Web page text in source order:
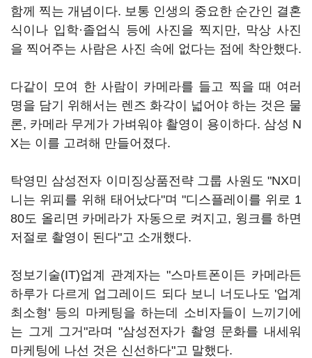
함께 찍는 개념이다. 보통 인생의 중요한 순간인 결혼
식이나 입학·졸업식 등에 사진을 찍지만, 막상 사진
을 찍어주는 사람은 사진 속에 없다는 점에 착안했다.
다같이 모여 한 사람이 카메라를 들고 찍을 때 여러
명을 담기 위해서는 렌즈 화각이 넓어야 하는 것은 물
론, 카메라 무게가 가벼워야 촬영이 용이하다. 삼성 N
X는 이를 고려해 만들어졌다.
탁영민 삼성전자 이미징상품전략 그룹 사원도 "NX미
니는 위피를 위해 태어났다"며 "디스플레이를 위로 1
80도 올리면 카메라가 자동으로 켜지고, 윙크를 하면
저절로 촬영이 된다"고 소개했다.
정보기술(IT)업계 관계자는 "스마트폰이든 카메라든
하루가 다르게 업그레이드 되다 보니 너도나도 '업계
최소형' 등의 마케팅을 하는데 소비자들이 느끼기에
는 그게 그거"라며 "삼성전자가 촬영 문화를 내세워
마케팅에 나선 것은 신선하다"고 말했다.